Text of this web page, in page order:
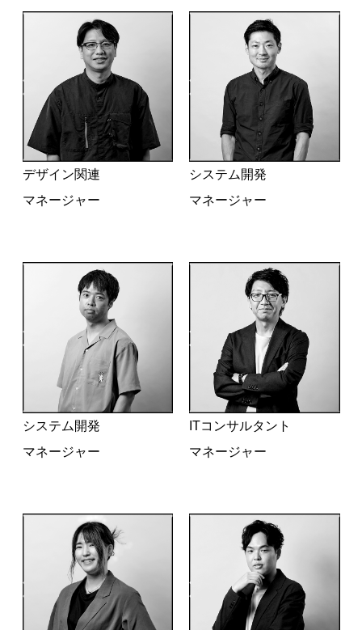
デザイン関連
マネージャー
システム開発
マネージャー
システム開発
マネージャー
ITコンサルタント
マネージャー